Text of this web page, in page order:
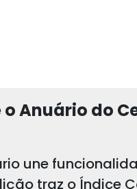
o Anuário do
une
traz o Índice